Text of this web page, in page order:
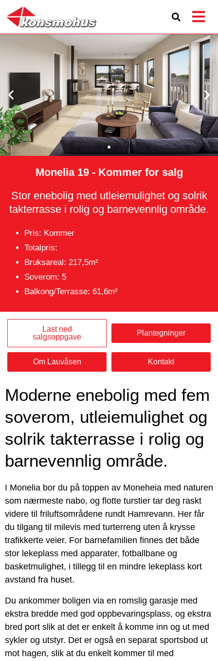
Monelia 19 - Kommer for salg
Stor enebolig med utleiemulighet og solrik
takterrasse i rolig og barnevennlig område.
Pris: Kommer
Totalpris:
Bruksareal: 217,5m²
Soverom: 5
Balkong/Terrasse: 61,6m²
Last ned
salgsoppgave
Plantegninger
Om Lauvåsen Kontakt
Moderne enebolig med fem
soverom, utleiemulighet og
solrik takterrasse i rolig og
barnevennlig område.
I Monelia bor du på toppen av Moneheia med naturen
som nærmeste nabo, og flotte turstier tar deg raskt
videre til friluftsområdene rundt Hamrevann. Her får
du tilgang til milevis med turterreng uten å krysse
trafikkerte veier. For barnefamilien finnes det både
stor lekeplass med apparater, fotballbane og
basketmulighet, i tillegg til en mindre lekeplass kort
avstand fra huset.
Du ankommer boligen via en romslig garasje med
ekstra bredde med god oppbevaringsplass, og ekstra
bred port slik at det er enkelt å komme inn og ut med
sykler og utstyr. Det er også en separat sportsbod ut
mot hagen, slik at du enkelt kommer til med